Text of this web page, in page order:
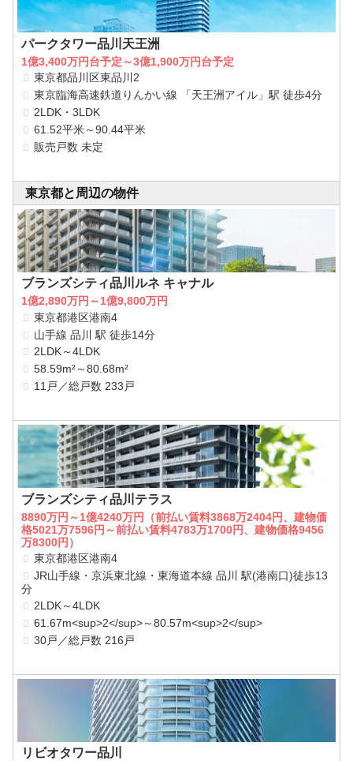
パークタワー品川天王洲
1億3,400万円台予定～3億1,900万円台予定
東京都品川区東品川2
東京臨海高速鉄道りんかい線 「天王洲アイル」駅 徒歩4分
2LDK・3LDK
61.52平米～90.44平米
販売戸数 未定
東京都と周辺の物件
ブランズシティ品川ルネ キャナル
1億2,890万円～1億9,800万円
東京都港区港南4
山手線 品川 駅 徒歩14分
2LDK～4LDK
58.59m²～80.68m²
11戸／総戸数 233戸
ブランズシティ品川テラス
8890万円～1億4240万円（前払い賃料3868万2404円、建物価
格5021万7596円～前払い賃料4783万1700円、建物価格9456
万8300円）
東京都港区港南4
JR山手線・京浜東北線・東海道本線 品川 駅(港南口)徒歩13
分
2LDK～4LDK
61.67m<sup>2</sup>～80.57m<sup>2</sup>
30戸／総戸数 216戸
リビオタワー品川